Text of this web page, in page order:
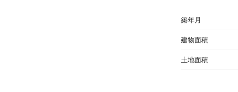
築年月
建物面積
土地面積